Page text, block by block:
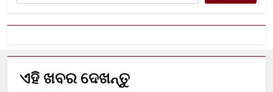
ଏହି ଖବର ଦେଖନ୍ତୁ